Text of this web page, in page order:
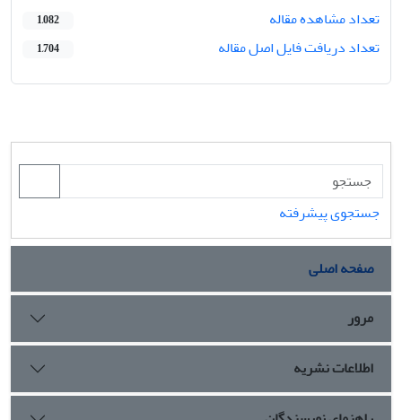
تعداد مشاهده مقاله
1,082
تعداد دریافت فایل اصل مقاله 1,704
جستجوی پیشرفته
صفحه اصلی
مرور
اطلاعات نشریه